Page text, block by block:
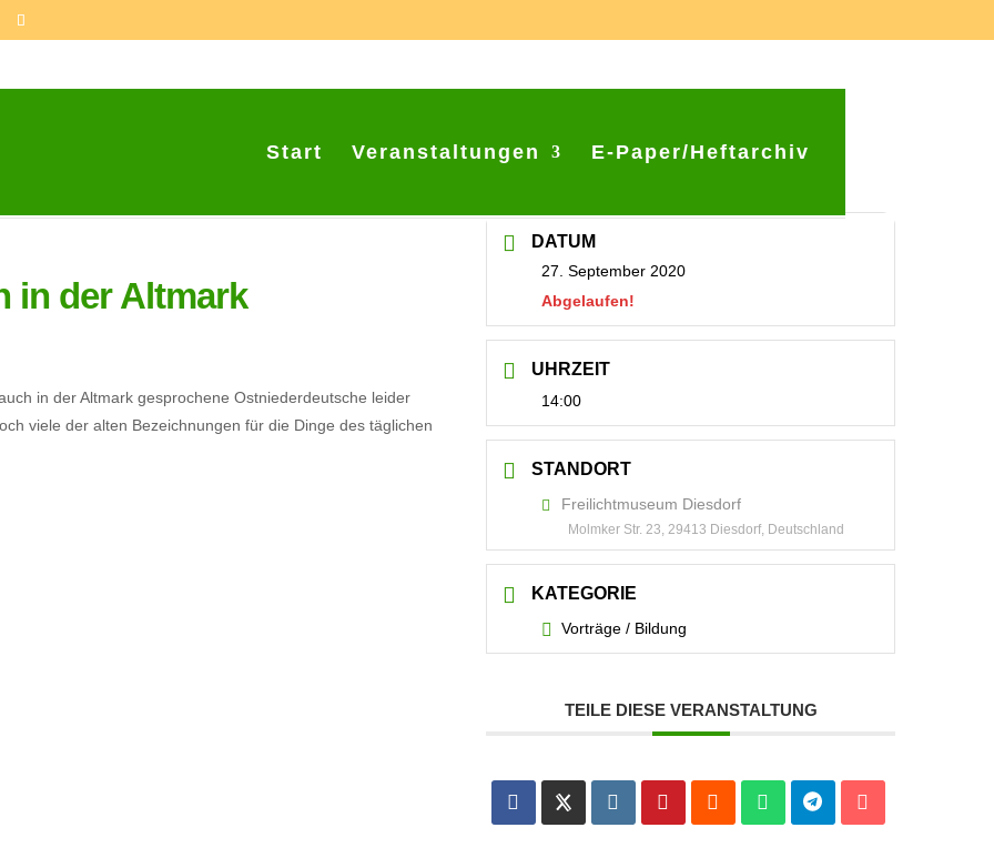
Start Veranstaltungen E-Paper/Heftarchiv
in der Altmark
in der Altmark gesprochene Ostniederdeutsche leider
viele der alten Bezeichnungen für die Dinge des täglichen
DATUM
27. September 2020
Abgelaufen!
UHRZEIT
14:00
STANDORT
Freilichtmuseum Diesdorf
Molmker Str. 23, 29413 Diesdorf, Deutschland
KATEGORIE
Vorträge / Bildung
TEILE DIESE VERANSTALTUNG